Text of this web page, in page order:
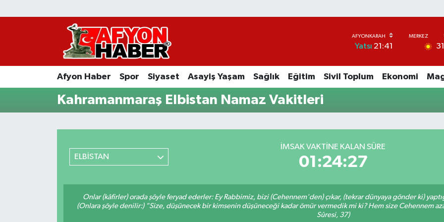
Yatsı 21:41 31
Afyon Haber Spor Siyaset Asayiş Yaşam Sağlık Eğitim Sivil Toplum Ekonomi
Kahramanmaraş Elbistan Namaz Vakitleri
ELBİSTAN
İMSAK VAKTINE KALAN SÜRE
01:24:27
Onlar (kâfirler) orada şöyle feryad ederler: Ey Rabbimiz, bizi (Cehennem'den) çıkar, (tekrar dünyaya gönder ki)
(Onlara şöyle denilir:) "Size, düşünecek bir kimsenin düşüneceği kadar ömür vermedik mi ki? Hem size Cehennem
Sûresi, 37)
Afyon Haber
Spor
Asayiş Yaşam